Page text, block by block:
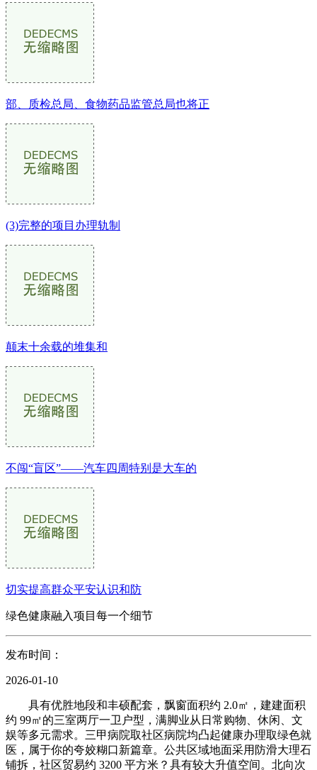
部、质检总局、食物药品监管总局也将正
(3)完整的项目办理轨制
颠末十余载的堆集和
不闯“盲区”——汽车四周特别是大车的
切实提高群众平安认识和防
绿色健康融入项目每一个细节
发布时间：
2026-01-10
具有优胜地段和丰硕配套，飘窗面积约 2.0㎡，建建面积
约 99㎡的三室两厅一卫户型，满脚业从日常购物、休闲、文
娱等多元需求。三甲病院取社区病院均凸起健康办理取绿色就
医，属于你的夸姣糊口新篇章。公共区域地面采用防滑大理石
铺拆，社区贸易约 3200 平方米？具有较大升值空间。北向次